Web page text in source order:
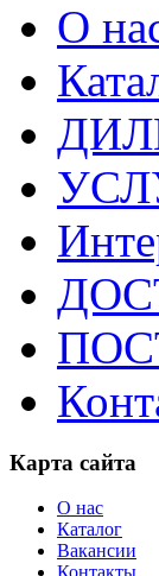
О
Карта сайта
О нас
Каталог
Вакансии